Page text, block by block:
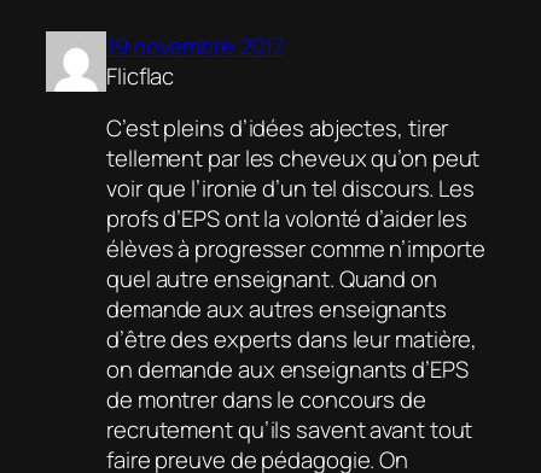
19 novembre 2017
Flicflac
C’est pleins d’idées abjectes, tirer
tellement par les cheveux qu’on peut
voir que l’ironie d’un tel discours. Les
profs d’EPS ont la volonté d’aider les
élèves à progresser comme n’importe
quel autre enseignant. Quand on
demande aux autres enseignants
d’être des experts dans leur matière,
on demande aux enseignants d’EPS
de montrer dans le concours de
recrutement qu’ils savent avant tout
faire preuve de pédagogie. On